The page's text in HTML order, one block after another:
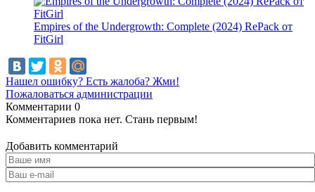
Empires of the Undergrowth: Complete (2024) RePack от
FitGirl
Нашел ошибку? Есть жалоба? Жми!
Пожаловаться администрации
Комментарии 0
Комментариев пока нет. Стань первым!
Добавить комментарий